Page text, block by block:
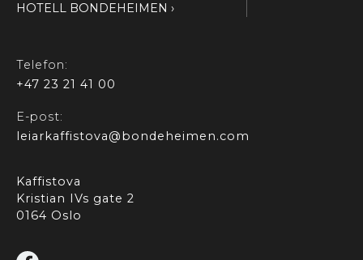
HOTELL BONDEHEIMEN ›
Telefon:
+47 23 21 41 00
E-post:
leiarkaffistova@bondeheimen.com
Kaffistova
Kristian IVs gate 2
0164 Oslo